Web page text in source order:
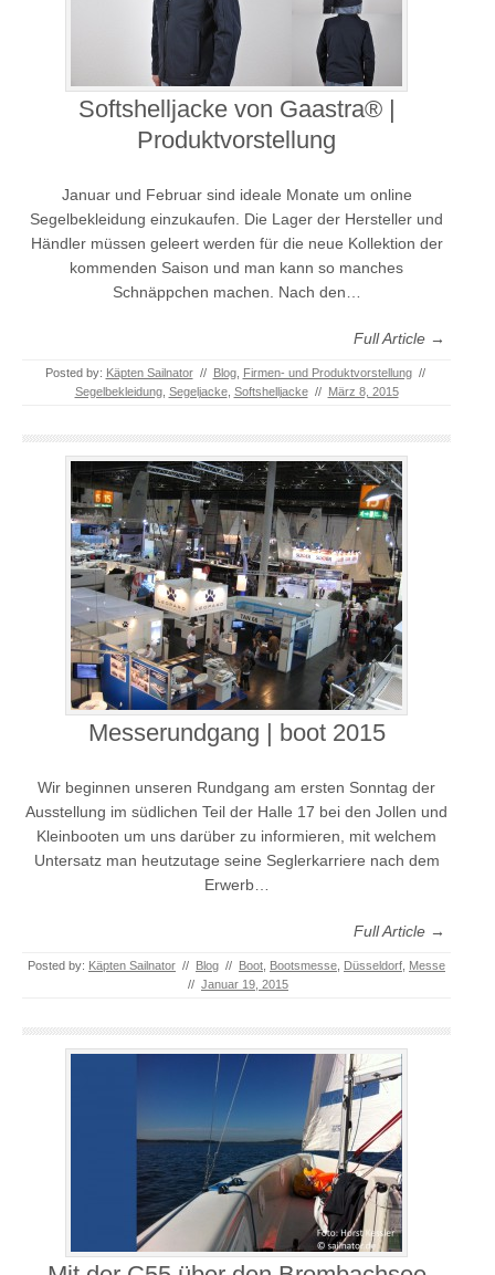
Softshelljacke von Gaastra® |
Produktvorstellung
Januar und Februar sind ideale Monate um online
Segelbekleidung einzukaufen. Die Lager der Hersteller und
Händler müssen geleert werden für die neue Kollektion der
kommenden Saison und man kann so manches
Schnäppchen machen. Nach den…
Full Article →
Posted by: Käpten Sailnator // Blog, Firmen- und Produktvorstellung //
Segelbekleidung, Segeljacke, Softshelljacke // März 8, 2015
Messerundgang | boot 2015
Wir beginnen unseren Rundgang am ersten Sonntag der
Ausstellung im südlichen Teil der Halle 17 bei den Jollen und
Kleinbooten um uns darüber zu informieren, mit welchem
Untersatz man heutzutage seine Seglerkarriere nach dem
Erwerb…
Full Article →
Posted by: Käpten Sailnator // Blog // Boot Bootsmesse Düsseldorf Messe
// Januar 19, 2015